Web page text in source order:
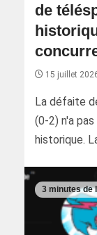
de
15 juillet
La défaite
(0-2) n'a
historique.
3 minutes de